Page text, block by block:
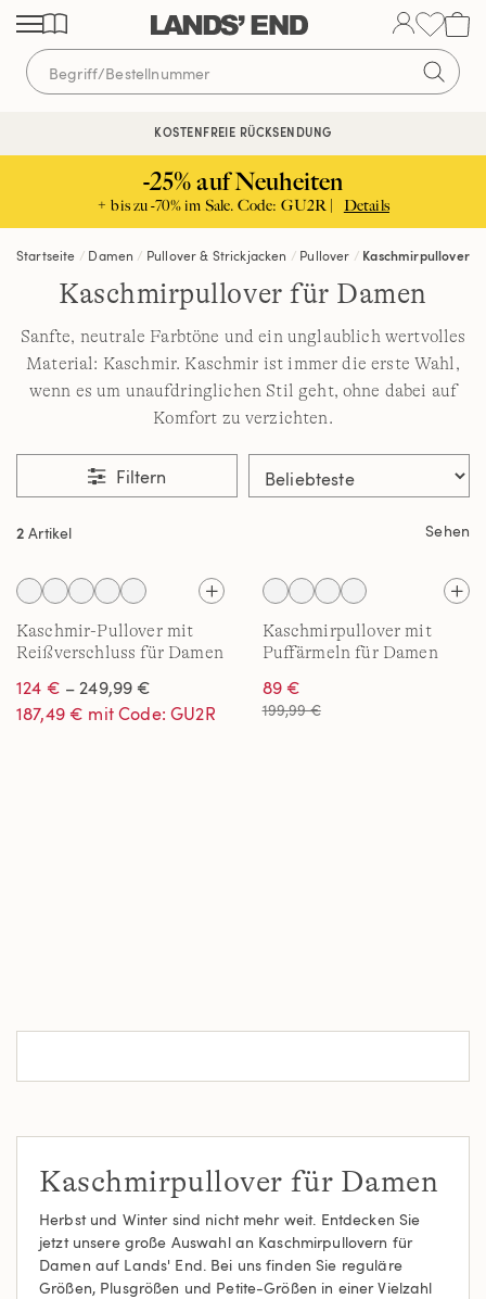
Direkt
zum
Inhalt
Direkt
zur
Navigation
Direkt
zur
Suche
KOSTENLOSE LIEFERUNG AB 120€ | VERTRAUEN SEIT 1963
KOSTENFREIE RÜCKSENDUNG
-25% auf Neuheiten
+ bis zu -70% im Sale. Code: GU2R | Details
Startseite Damen Pullover & Strickjacken Pullover Kaschmirpullover
Kaschmirpullover für Damen
Sanfte, neutrale Farbtöne und ein unglaublich wertvolles
Material: Kaschmir. Kaschmir ist immer die erste Wahl,
wenn es um unaufdringlichen Stil geht, ohne dabei auf
Komfort zu verzichten.
Filtern
2 Artikel Sehen
Kaschmir-Pullover mit
Reißverschluss für Damen
124 € – 249,99 €
187,49 € mit Code: GU2R
Kaschmirpullover mit
Puffärmeln für Damen
89 €
199,99 €
Kaschmirpullover für Damen
Herbst und Winter sind nicht mehr weit. Entdecken Sie
jetzt unsere große Auswahl an Kaschmirpullovern für
Damen auf Lands' End. Bei uns finden Sie reguläre
Größen, Plusgrößen und Petite-Größen in einer Vielzahl